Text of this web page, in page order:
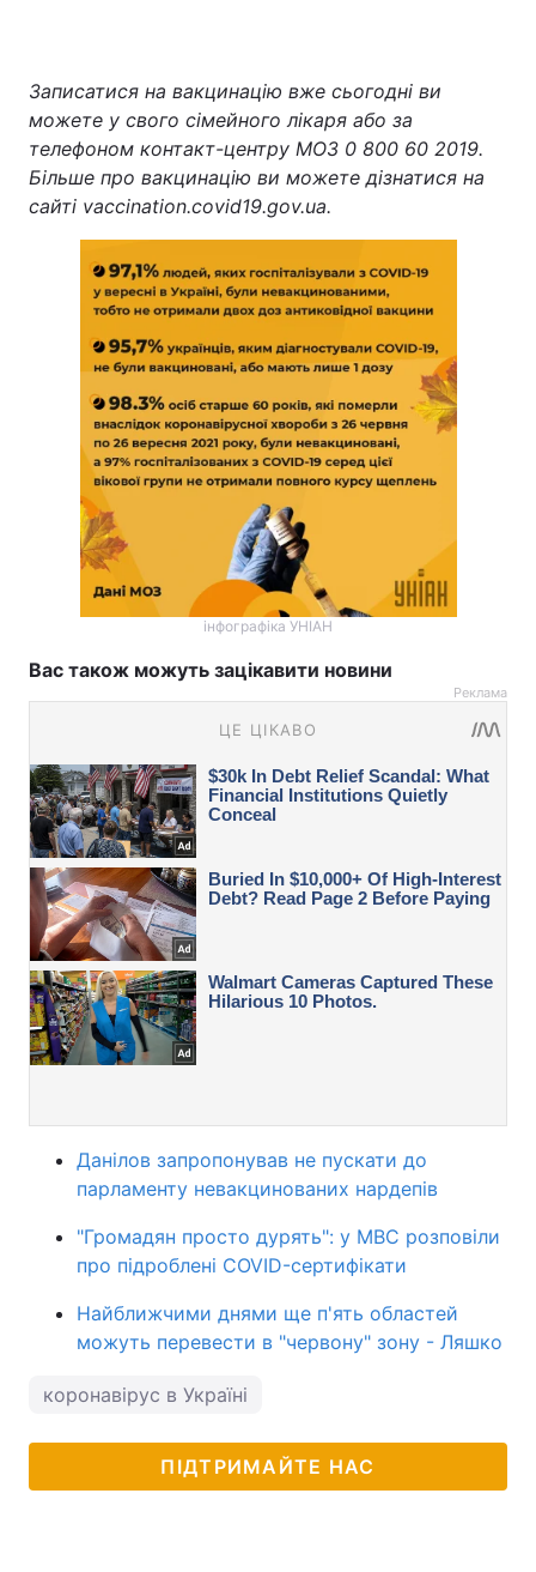
Записатися на вакцинацію вже сьогодні ви
можете у свого сімейного лікаря або за
телефоном контакт-центру МОЗ 0 800 60 2019.
Більше про вакцинацію ви можете дізнатися на
сайті vaccination.covid19.gov.ua.
інфографіка УНІАН
Вас також можуть зацікавити новини
Реклама
Данілов запропонував не пускати до
парламенту невакцинованих нардепів
"Громадян просто дурять": у МВС розповіли
про підроблені COVID-сертифікати
Найближчими днями ще п'ять областей
можуть перевести в "червону" зону - Ляшко
коронавірус в Україні
ПІДТРИМАЙТЕ НАС